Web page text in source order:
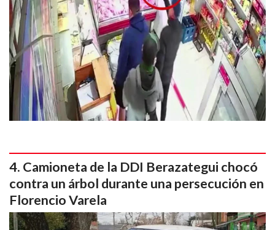
Camioneta de la DDI Berazategui chocó
contra un árbol durante una persecución en
Florencio Varela